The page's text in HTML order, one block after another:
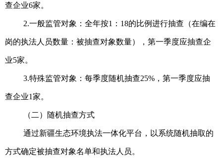
查企业6家。
2.一般监管对象：全年按1：18的比例进行抽查（在编在
岗的执法人员数量：被抽查对象数量），第一季度应抽查企
业5家。
3.特殊监管对象：每季度随机抽查25%，第一季度应抽
查企业1家。
（二）随机抽查方式
通过新疆生态环境执法一体化平台，以系统随机抽取的
方式确定被抽查对象名单和执法人员。